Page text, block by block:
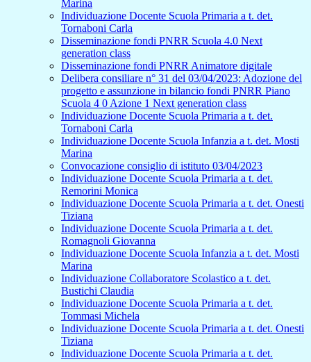
Marina
Individuazione Docente Scuola Primaria a t. det.
Tornaboni Carla
Disseminazione fondi PNRR Scuola 4.0 Next
generation class
Disseminazione fondi PNRR Animatore digitale
Delibera consiliare n° 31 del 03/04/2023: Adozione del
progetto e assunzione in bilancio fondi PNRR Piano
Scuola 4 0 Azione 1 Next generation class
Individuazione Docente Scuola Primaria a t. det.
Tornaboni Carla
Individuazione Docente Scuola Infanzia a t. det. Mosti
Marina
Convocazione consiglio di istituto 03/04/2023
Individuazione Docente Scuola Primaria a t. det.
Remorini Monica
Individuazione Docente Scuola Primaria a t. det. Onesti
Tiziana
Individuazione Docente Scuola Primaria a t. det.
Romagnoli Giovanna
Individuazione Docente Scuola Infanzia a t. det. Mosti
Marina
Individuazione Collaboratore Scolastico a t. det.
Bustichi Claudia
Individuazione Docente Scuola Primaria a t. det.
Tommasi Michela
Individuazione Docente Scuola Primaria a t. det. Onesti
Tiziana
Individuazione Docente Scuola Primaria a t. det.